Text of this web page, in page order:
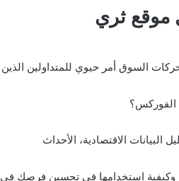
موقع ثري
السوق أمر حيوي للمتداولين الذين
الفوركس؟
الاقتصادية، الأحداث
وكيفية استخدامها في تحسين فرصك في